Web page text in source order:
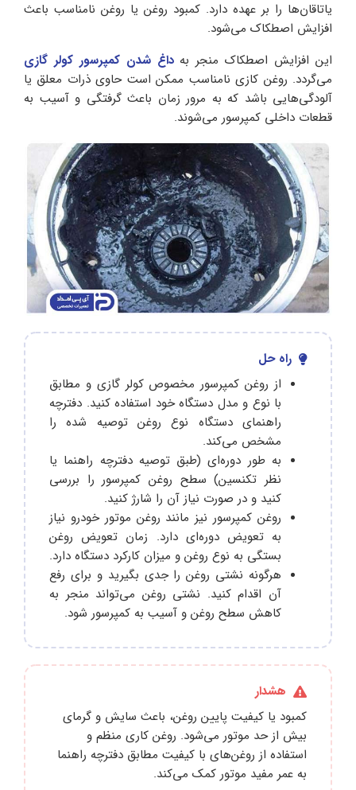
یاتاقان‌ها را بر عهده دارد. کمبود روغن یا روغن نامناسب باعث
افزایش اصطکاک می‌شود.
این افزایش اصطکاک منجر بهداغ شدن کمپرسور کولر گازی
می‌گردد. روغن کازی نامناسب ممکن است حاوی ذرات معلق یا
آلودگی‌هایی باشد که به مرور زمان باعث گرفتگی و آسیب به
قطعات داخلی کمپرسور می‌شوند.
راه حل
از روغن کمپرسور مخصوص کولر گازی و مطابق
با نوع و مدل دستگاه خود استفاده کنید. دفترچه
راهنمای دستگاه نوع روغن توصیه شده را
مشخص می‌کند.
به طور دوره‌ای (طبق توصیه دفترچه راهنما یا
نظر تکنسین) سطح روغن کمپرسور را بررسی
کنید و در صورت نیاز آن را شارژ کنید.
روغن کمپرسور نیز مانند روغن موتور خودرو نیاز
به تعویض دوره‌ای دارد. زمان تعویض روغن
بستگی به نوع روغن و میزان کارکرد دستگاه دارد.
هرگونه نشتی روغن را جدی بگیرید و برای رفع
آن اقدام کنید. نشتی روغن می‌تواند منجر به
کاهش سطح روغن و آسیب به کمپرسور شود.
هشدار
کمبود یا کیفیت پایین روغن، باعث سایش و گرمای
بیش از حد موتور می‌شود. روغن کاری منظم و
استفاده از روغن‌های با کیفیت مطابق دفترچه راهنما
به عمر مفید موتور کمک می‌کند.